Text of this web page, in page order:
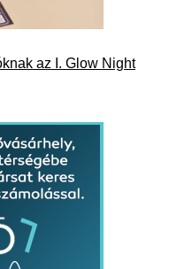
az I. Glow Night